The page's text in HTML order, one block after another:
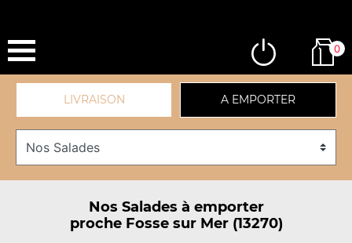
0
LIVRAISON A EMPORTER
Nos Salades à emporter
proche Fosse sur Mer (13270)